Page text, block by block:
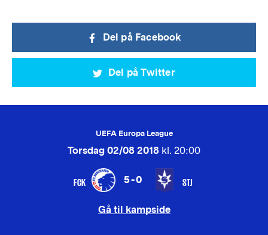
Del på Facebook
Del på Twitter
UEFA Europa League
Torsdag 02/08 2018 kl. 20:00
FCK 5-0 STJ
Gå til kampside